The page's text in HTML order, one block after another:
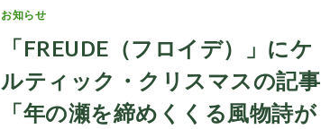
Categories
お知らせ
「FREUDE（フロイデ）」にケ
ルティック・クリスマスの記事
「年の瀬を締めくくる風物詩が